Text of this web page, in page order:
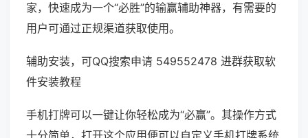
家，快速成为一个“必胜”的输赢辅助神器，有需要的
用户可通过正规渠道获取使用。
辅助安装，可QQ搜索申请 549552478 进群获取软
件安装教程
手机打牌可以一键让你轻松成为“必赢”。其操作方式
十分简单，打开这个应用便可以自定义手机打牌系统